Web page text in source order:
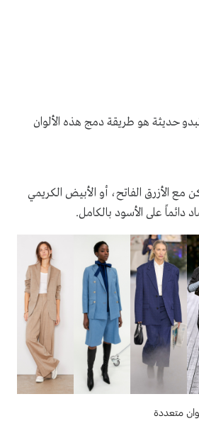
حديثة هو طريقة دمج هذه الألوان
مع الأزرق الفاتح، أو الأبيض الكريمي
دائماً على الأسود بالكامل.